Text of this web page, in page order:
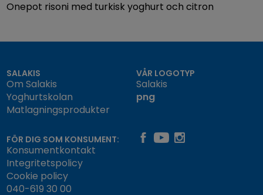
Onepot risoni med turkisk yoghurt och citron
SALAKIS
Om Salakis
Yoghurtskolan
Matlagningsprodukter
VÅR LOGOTYP
Salakis
png
FÖR DIG SOM KONSUMENT:
Konsumentkontakt
Integritetspolicy
Cookie policy
040-619 30 00